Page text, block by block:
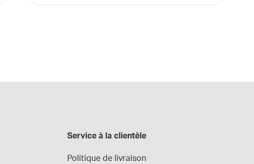
Service à la clientèle
Politique de livraison